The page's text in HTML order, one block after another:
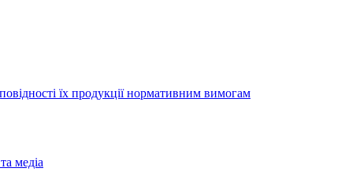
їх продукції нормативним вимогам
медіа